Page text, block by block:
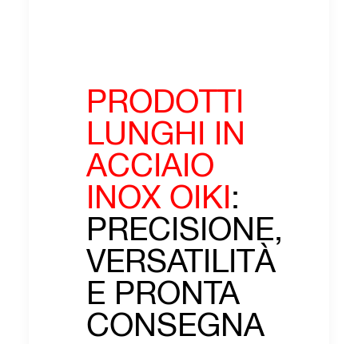
PRODOTTI
LUNGHI IN
ACCIAIO
INOX OIKI:
PRECISIONE,
VERSATILITÀ
E PRONTA
CONSEGNA